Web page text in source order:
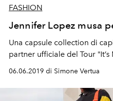
FASHION
Jennifer Lopez musa
Una capsule collection di
partner ufficiale del Tour "It’s
06.06.2019 di Simone Vertua